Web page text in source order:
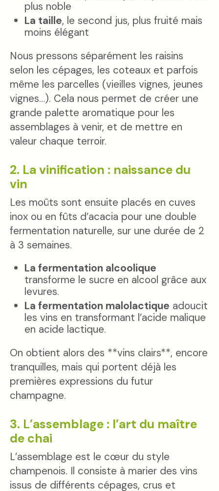
plus noble
La taille, le second jus, plus fruité mais
moins élégant
Nous pressons séparément les raisins
selon les cépages, les coteaux et parfois
même les parcelles (vieilles vignes, jeunes
vignes…). Cela nous permet de créer une
grande palette aromatique pour les
assemblages à venir, et de mettre en
valeur chaque terroir.
2. La vinification : naissance du
vin
Les moûts sont ensuite placés en cuves
inox ou en fûts d’acacia pour une double
fermentation naturelle, sur une durée de 2
à 3 semaines.
La fermentation alcoolique
transforme le sucre en alcool grâce aux
levures.
La fermentation malolactique adoucit
les vins en transformant l’acide malique
en acide lactique.
On obtient alors des **vins clairs**, encore
tranquilles, mais qui portent déjà les
premières expressions du futur
champagne.
3. L’assemblage : l’art du maître
de chai
L’assemblage est le cœur du style
champenois. Il consiste à marier des vins
issus de différents cépages, crus et